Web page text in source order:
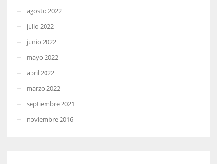
agosto 2022
julio 2022
junio 2022
mayo 2022
abril 2022
marzo 2022
septiembre 2021
noviembre 2016